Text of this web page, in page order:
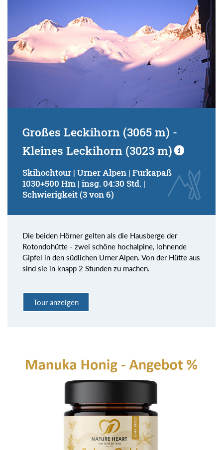
Großes Leckihorn (3065 m) -
Kleines Leckihorn (3023 m)
Skihochtour | Urner Alpen | Furkapaß
1030+500 Hm | insg. 04:30 Std. |
Schwierigkeit (3 von 6)
Die beiden Hörner gelten als die Hausberge der
Rotondohütte - zwei schöne hochalpine, lohnende
Gipfel in den südlichen Urner Alpen. Von der Hütte aus
sind sie in knapp 2 Stunden zu machen.
Tour anzeigen